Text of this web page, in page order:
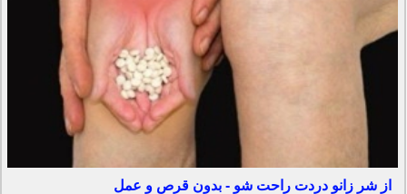
از شر زانو دردت راحت شو - بدون قرص و عمل